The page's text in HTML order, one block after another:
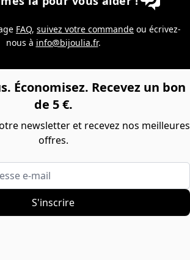
FAQ, suivez votre commande ou écrivez-
nous à info@bijoulia.fr.
Économisez. Recevez un bon
de 5 €.
newsletter et recevez nos meilleures
offres.
e-mail
S'inscrire